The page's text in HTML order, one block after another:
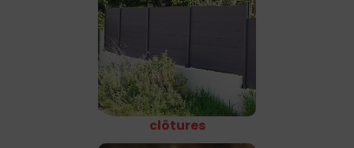
clôtures